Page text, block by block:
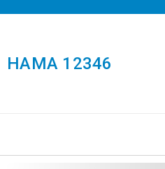
HAMA 12346